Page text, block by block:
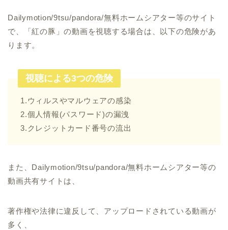
Dailymotion/9tsu/pandora/無料ホームシアター等のサイト
で、「紅の豚」の動画を視聴する場合は、以下の危険があ
ります。
視聴による3つの危険
1.ウィルスやマルウェアの感染
2.個人情報(パスワード)の漏洩
3.クレジットカード番号の流出
また、Dailymotion/9tsu/pandora/無料ホームシアター等の
動画共有サイトは、
著作権や法律に違反して、アップロードされている動画が
多く、